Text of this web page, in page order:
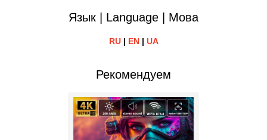
Язык | Language | Мова
RU| EN| UA
Рекомендуем